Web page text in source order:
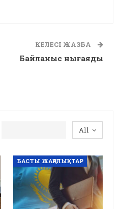
КЕЛЕСІ ЖАЗБА
Байланыс нығаяды
All
БАСТЫ ЖАҢАЛЫҚТАР